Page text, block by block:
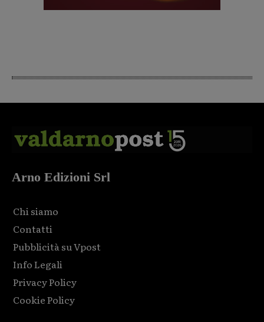
Arno Edizioni Srl
Chi siamo
Contatti
Pubblicità su Vpost
Info Legali
Privacy Policy
Cookie Policy